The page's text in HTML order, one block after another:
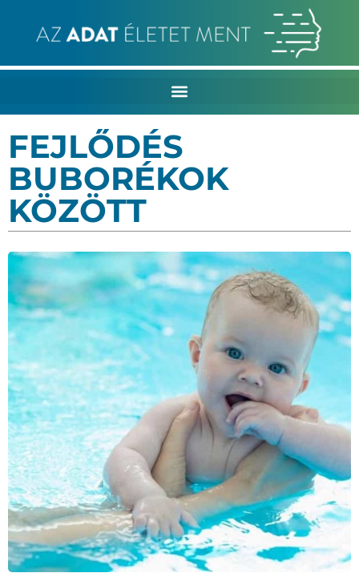
FEJLŐDÉS
BUBORÉKOK
KÖZÖTT